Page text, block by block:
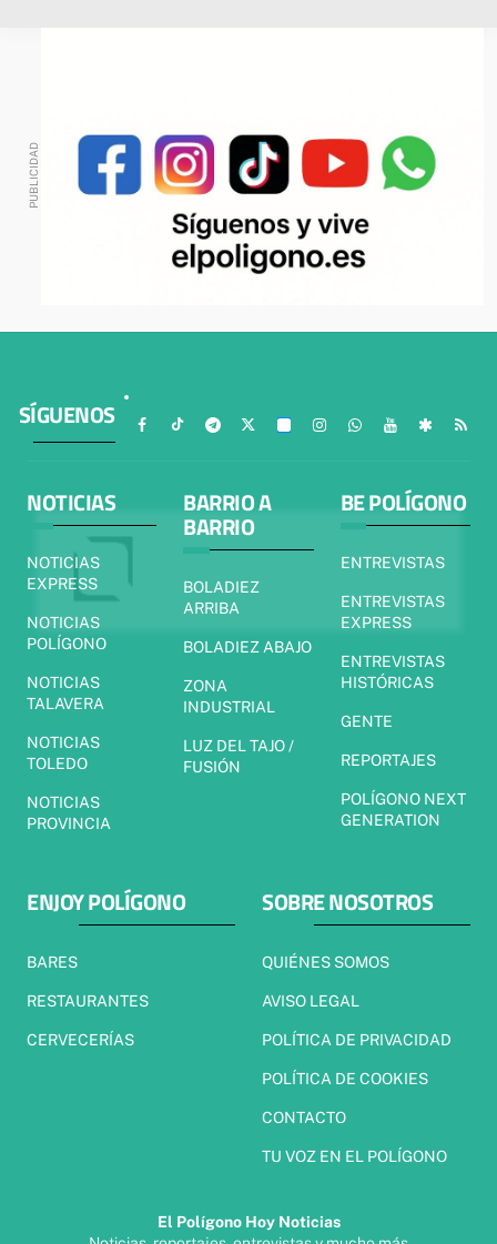
SÍGUENOS
NOTICIAS
NOTICIAS
EXPRESS
NOTICIAS
POLÍGONO
NOTICIAS
TALAVERA
NOTICIAS
TOLEDO
NOTICIAS
PROVINCIA
BARRIO A
BARRIO
BOLADIEZ
ARRIBA
BOLADIEZ ABAJO
ZONA
INDUSTRIAL
LUZ DEL TAJO /
FUSIÓN
BE POLÍGONO
ENTREVISTAS
ENTREVISTAS
EXPRESS
ENTREVISTAS
HISTÓRICAS
GENTE
REPORTAJES
POLÍGONO NEXT
GENERATION
ENJOY POLÍGONO
BARES
RESTAURANTES
CERVECERÍAS
SOBRE NOSOTROS
QUIÉNES SOMOS
AVISO LEGAL
POLÍTICA DE PRIVACIDAD
POLÍTICA DE COOKIES
CONTACTO
TU VOZ EN EL POLÍGONO
El Polígono Hoy Noticias